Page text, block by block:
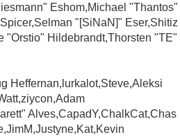
Eshom,Michael "Thantos"
"[SiNaN]" Eser,Shitiz
"Orstio" Hildebrandt,Thorsten "TE"
Heffernan,lurkalot,Steve,Aleksi
Alves,CapadY,ChalkCat,Chas